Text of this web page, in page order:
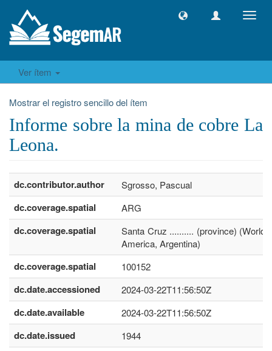
Ver ítem
Mostrar el registro sencillo del ítem
Informe sobre la mina de cobre La
Leona.
dc.contributor.author Sgrosso, Pascual
dc.coverage.spatial ARG
dc.coverage.spatial
Santa Cruz .......... (province) (World,
America, Argentina)
dc.coverage.spatial 100152
dc.date.accessioned 2024-03-22T11:56:50Z
dc.date.available 2024-03-22T11:56:50Z
dc.date.issued 1944